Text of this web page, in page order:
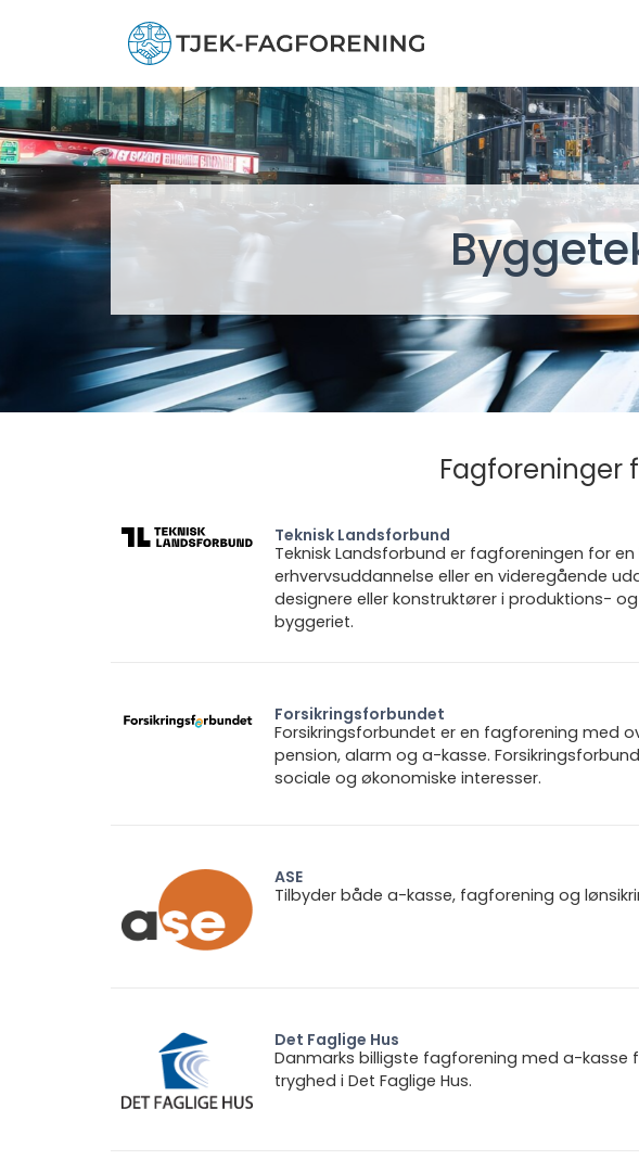
Fagforeninger
Teknisk Landsforbund
Teknisk Landsforbund er fagforeningen for
erhvervsuddannelse eller en videregående
designere eller konstruktører i produktions-
byggeriet.
Forsikringsforbundet
Forsikringsforbundet er en fagforening med
pension, alarm og a-kasse.
sociale og økonomiske interesser.
ASE
Tilbyder både a-kasse, fagforening og
Det Faglige Hus
Danmarks billigste fagforening med a-kasse
tryghed i Det Faglige Hus.